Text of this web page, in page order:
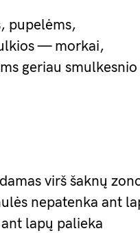
pupelėms,
— morkai,
geriau smulkesnio
virš šaknų
nepatenka ant
lapų palieka